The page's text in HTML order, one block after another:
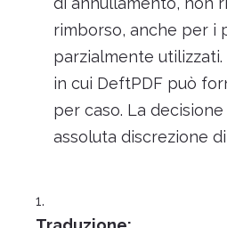
rimborso, anche per i
parzialmente
in cui DeftPDF può
per caso. La
assoluta discrezione